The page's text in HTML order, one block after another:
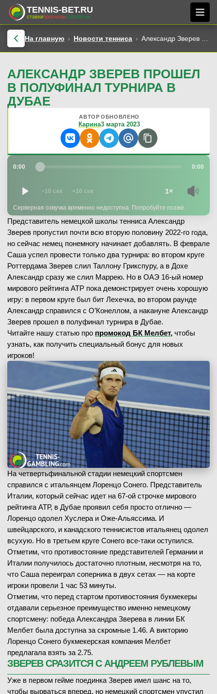
TENNIS-BET.RU
ставкипрогнозыстратегии
На главную Новости тенниса Александр Зверев прошел в полуфинал турнира в Дубае
АЛЕКСАНДР ЗВЕРЕВ ПРОШЕЛ
В ПОЛУФИНАЛ ТУРНИРА В
ДУБАЕ
АВТОР
Карина
ОБНОВЛЕНО
3 марта 2023
0:00 0:00
−10 сек +10 сек 1×
Серверная озвучка временно недоступна. Попробуйте позже.
Представитель немецкой школы тенниса Александр
Зверев пропустил почти всю вторую половину 2022-го года,
но сейчас немец понемногу начинает добавлять. В феврале
Саша успел провести только два турнира: во втором круге
Роттердама Зверев слил Таллону Грикспуру, а в Дохе
Александр сразу же слил Маррею. Но в ОАЭ 16-ый номер
мирового рейтинга АТР пока демонстрирует очень хорошую
игру: в первом круге был бит Лехечка, во втором раунде
Александр справился с О’Конеллом, а накануне Александр
Зверев прошел в полуфинал турнира в Дубае.
Читайте нашу статью про промокод БК Мелбет, чтобы
узнать, как получить специальный бонус для новых
игроков!
На четвертьфинальной стадии немецкий спортсмен
справился с итальянцем Лоренцо Сонего. Представитель
Италии, который сейчас идет на 67-ой строчке мирового
рейтинга АТР, в Дубае проявил себя просто отлично —
Лоренцо одолел Хуслера и Оже-Альяссима. И
швейцарского, и канадского теннисистов итальянец одолел
всухую. Но в третьем круге Сонего все-таки оступился.
Отметим, что противостояние представителей Германии и
Италии получилось достаточно плотным, несмотря на то,
что Саша переиграл соперника в двух сетах — на корте
игроки провели 1 час 53 минуты.
Отметим, что перед стартом противостояния букмекеры
отдавали серьезное преимущество именно немецкому
спортсмену: победа Александра Зверева в линии БК
Мелбет была доступна за скромные 1.46. А викторию
Лоренцо Сонего букмекерская компания Мелбет
предлагала взять за 2.75.
ЗВЕРЕВ СРАЗИТСЯ С АНДРЕЕМ РУБЛЕВЫМ
Уже в первом гейме поединка Зверев имел шанс на то,
чтобы вырваться вперед, но немецкий спортсмен упустил